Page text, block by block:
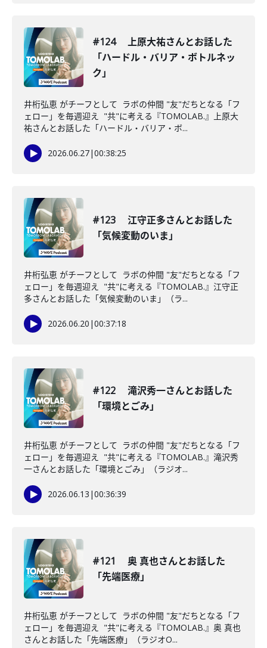
#124 上原大祐さんとお話した
「ハードル・バリア・ボトルネッ
ク」
井桁弘恵 がチーフとして ラボの仲間 "友"だちとなる「フ
ェロー」を毎週迎え "共"に考える『TOMOLAB.』上原大
祐さんとお話した「ハードル・バリア・ボ...
2026.06.27|00:38:25
#123 江守正多さんとお話した
「気候変動のいま」
井桁弘恵 がチーフとして ラボの仲間 "友"だちとなる「フ
ェロー」を毎週迎え "共"に考える『TOMOLAB.』江守正
多さんとお話した「気候変動のいま」（ラ...
2026.06.20 |00:37:18
#122 滝沢秀一さんとお話した
「環境とごみ」
井桁弘恵 がチーフとして ラボの仲間 "友"だちとなる「フ
ェロー」を毎週迎え "共"に考える『TOMOLAB.』滝沢秀
一さんとお話した「環境とごみ」（ラジオ...
2026.06.13 |00:36:39
#121 奥 真也さんとお話した
「先端医療」
井桁弘恵 がチーフとして ラボの仲間 "友"だちとなる「フ
ェロー」を毎週迎え "共"に考える『TOMOLAB.』奥 真也
さんとお話した「先端医療」（ラジオO...